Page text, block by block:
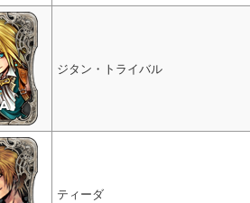
ジタン・トライバル
ティーダ